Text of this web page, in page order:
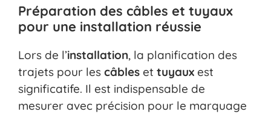
Préparation des câbles et tuyaux
pour une installation réussie
Lors de l’installation, la planification des
trajets pour les câbles et tuyaux est
significatife. Il est indispensable de
mesurer avec précision pour le marquage